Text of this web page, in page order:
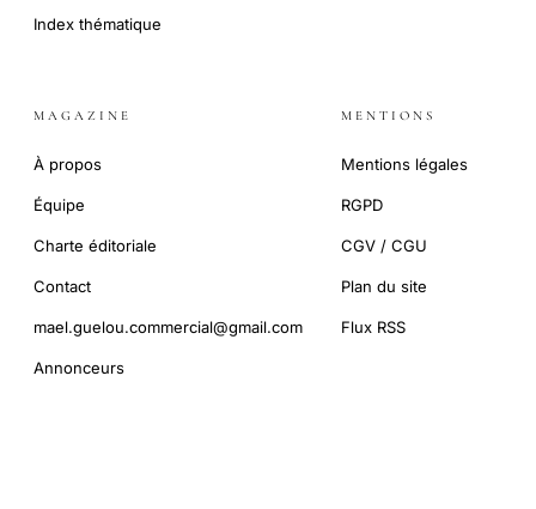
Index thématique
MAGAZINE
À propos
Équipe
Charte éditoriale
Contact
mael.guelou.commercial@gmail.com
Annonceurs
MENTIONS
Mentions légales
RGPD
CGV / CGU
Plan du site
Flux RSS